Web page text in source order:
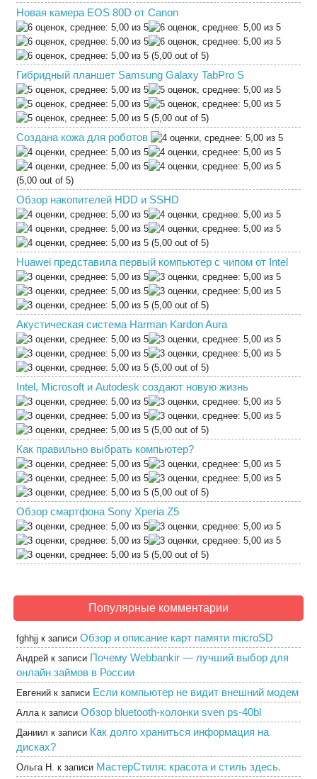
Новая камера EOS 80D от Canon
(5,00 out of 5)
Гибридный планшет Samsung Galaxy TabPro S
(5,00 out of 5)
Создана кожа для роботов
(5,00 out of 5)
Обзор накопителей HDD и SSHD
(5,00 out of 5)
Huawei представила первый компьютер с чипом от Intel
(5,00 out of 5)
Акустическая система Harman Kardon Aura
(5,00 out of 5)
Intel, Microsoft и Autodesk создают новую жизнь
(5,00 out of 5)
Как правильно выбрать компьютер?
(5,00 out of 5)
Обзор смартфона Sony Xperia Z5
(5,00 out of 5)
Популярные комментарии
fghhjj к записи Обзор и описание карт памяти microSD
Андрей к записи Почему Webbankir — лучший выбор для
онлайн займов в России
Евгений к записи Если компьютер не видит внешний модем
Аллак записи Обзор bluetooth-колонки sven ps-40bl
Даниил к записи Как долго храниться информация на
дисках?
Ольга Н. к записи МастерСтиля: красота и стиль здесь.